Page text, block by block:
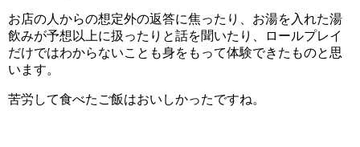
お店の人からの想定外の返答に焦ったり、お湯を入れた湯
飲みが予想以上に扱ったりと話を聞いたり、ロールプレイ
だけではわからないことも身をもって体験できたものと思
います。
苦労して食べたご飯はおいしかったですね。